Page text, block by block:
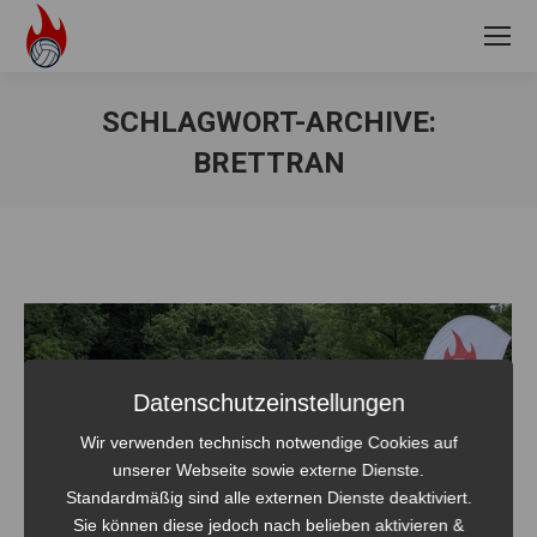
SCHLAGWORT-ARCHIVE:
BRETTRAN
Datenschutzeinstellungen
Wir verwenden technisch notwendige Cookies auf
unserer Webseite sowie externe Dienste.
Standardmäßig sind alle externen Dienste deaktiviert.
Sie können diese jedoch nach belieben aktivieren &